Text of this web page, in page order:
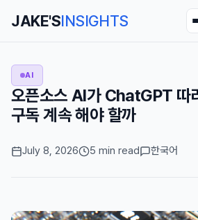
JAKE'SINSIGHTS
AI
오픈소스 AI가 ChatGPT 따
구독 계속 해야 할까
July 8, 2026 5 min read 한국어